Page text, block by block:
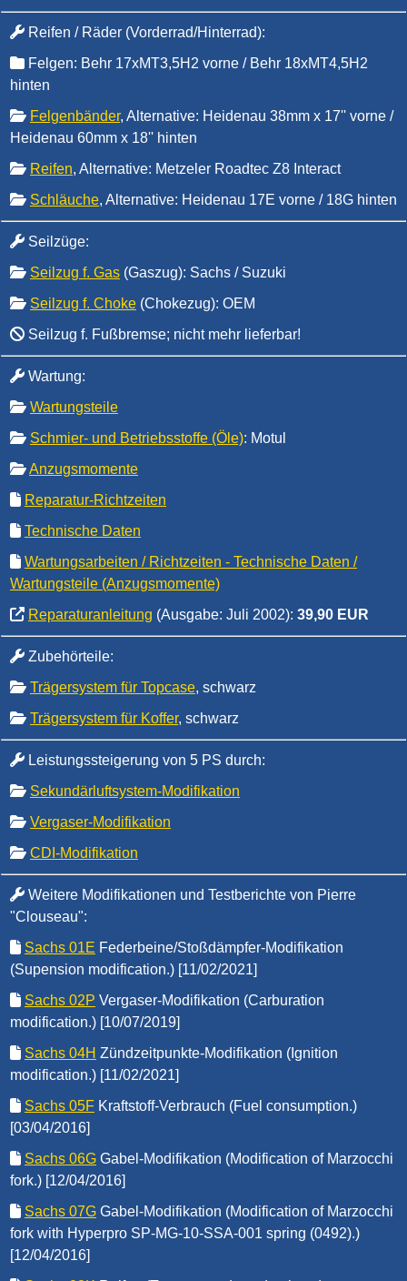
Reifen / Räder (Vorderrad/Hinterrad):
Felgen: Behr 17xMT3,5H2 vorne / Behr 18xMT4,5H2
hinten
Felgenbänder, Alternative: Heidenau 38mm x 17'' vorne /
Heidenau 60mm x 18'' hinten
Reifen, Alternative: Metzeler Roadtec Z8 Interact
Schläuche, Alternative: Heidenau 17E vorne / 18G hinten
Seilzüge:
Seilzug f. Gas (Gaszug): Sachs / Suzuki
Seilzug f. Choke (Chokezug): OEM
Seilzug f. Fußbremse; nicht mehr lieferbar!
Wartung:
Wartungsteile
Schmier- und Betriebsstoffe (Öle): Motul
Anzugsmomente
Reparatur-Richtzeiten
Technische Daten
Wartungsarbeiten / Richtzeiten - Technische Daten /
Wartungsteile (Anzugsmomente)
Reparaturanleitung (Ausgabe: Juli 2002): 39,90 EUR
Zubehörteile:
Trägersystem für Topcase, schwarz
Trägersystem für Koffer, schwarz
Leistungssteigerung von 5 PS durch:
Sekundärluftsystem-Modifikation
Vergaser-Modifikation
CDI-Modifikation
Weitere Modifikationen und Testberichte von Pierre
"Clouseau":
Sachs 01E Federbeine/Stoßdämpfer-Modifikation
(Supension modification.) [11/02/2021]
Sachs 02P Vergaser-Modifikation (Carburation
modification.) [10/07/2019]
Sachs 04H Zündzeitpunkte-Modifikation (Ignition
modification.) [11/02/2021]
Sachs 05F Kraftstoff-Verbrauch (Fuel consumption.)
[03/04/2016]
Sachs 06G Gabel-Modifikation (Modification of Marzocchi
fork.) [12/04/2016]
Sachs 07G Gabel-Modifikation (Modification of Marzocchi
fork with Hyperpro SP-MG-10-SSA-001 spring (0492).)
[12/04/2016]